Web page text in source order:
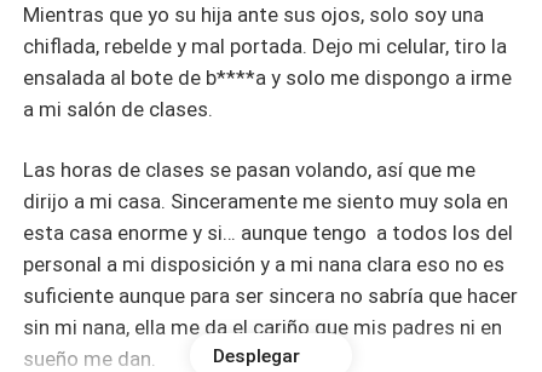
Mientras que yo su hija ante sus ojos, solo soy una
chiflada, rebelde y mal portada. Dejo mi celular, tiro la
ensalada al bote de b****a y solo me dispongo a irme
a mi salón de clases.
Las horas de clases se pasan volando, así que me
dirijo a mi casa. Sinceramente me siento muy sola en
esta casa enorme y si… aunque tengo a todos los del
personal a mi disposición y a mi nana clara eso no es
suficiente aunque para ser sincera no sabría que hacer
sin mi nana, ella me da el cariño que mis padres ni en
sueño me dan.
Desplegar